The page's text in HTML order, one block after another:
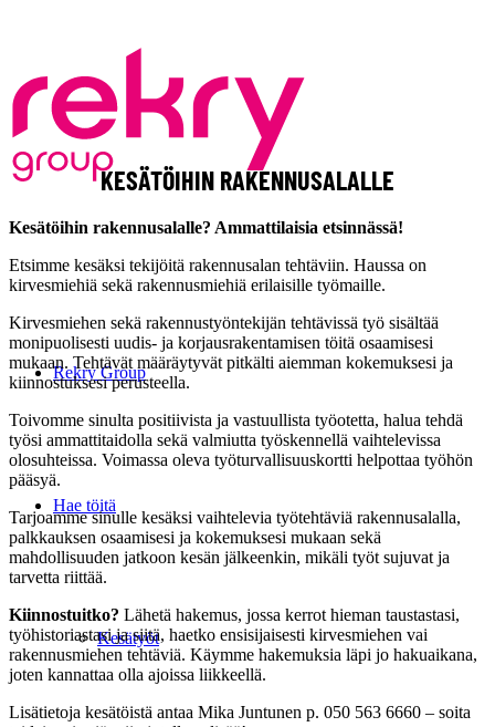
Rekry Group
Hae töitä
Kesätyöt
KESÄTÖIHIN RAKENNUSALALLE
Kesätöihin rakennusalalle? Ammattilaisia etsinnässä!
Etsimme kesäksi tekijöitä rakennusalan tehtäviin. Haussa on
kirvesmiehiä sekä rakennusmiehiä erilaisille työmaille.
Kirvesmiehen sekä rakennustyöntekijän tehtävissä työ sisältää
monipuolisesti uudis- ja korjausrakentamisen töitä osaamisesi
mukaan. Tehtävät määräytyvät pitkälti aiemman kokemuksesi ja
kiinnostuksesi perusteella.
Toivomme sinulta positiivista ja vastuullista työotetta, halua tehdä
työsi ammattitaidolla sekä valmiutta työskennellä vaihtelevissa
olosuhteissa. Voimassa oleva työturvallisuuskortti helpottaa työhön
pääsyä.
Tarjoamme sinulle kesäksi vaihtelevia työtehtäviä rakennusalalla,
palkkauksen osaamisesi ja kokemuksesi mukaan sekä
mahdollisuuden jatkoon kesän jälkeenkin, mikäli työt sujuvat ja
tarvetta riittää.
Kiinnostuitko? Lähetä hakemus, jossa kerrot hieman taustastasi,
työhistoriastasi ja siitä, haetko ensisijaisesti kirvesmiehen vai
rakennusmiehen tehtäviä. Käymme hakemuksia läpi jo hakuaikana,
joten kannattaa olla ajoissa liikkeellä.
Lisätietoja kesätöistä antaa Mika Juntunen p. 050 563 6660 – soita